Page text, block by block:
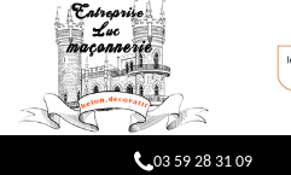
03 59 28 31 09